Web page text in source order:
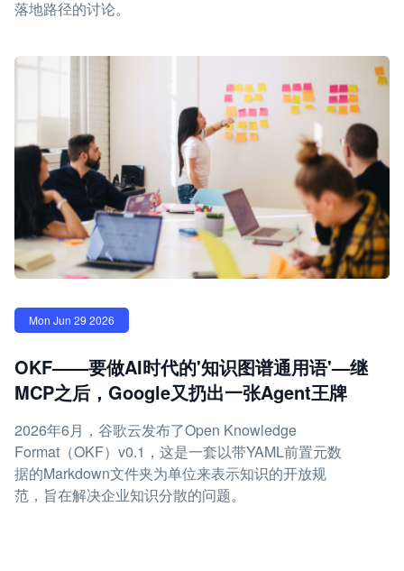
落地路径的讨论。
Mon Jun 29 2026
OKF——要做AI时代的'知识图谱通用语'—继
MCP之后，Google又扔出一张Agent王牌
2026年6月，谷歌云发布了Open Knowledge
Format（OKF）v0.1，这是一套以带YAML前置元数
据的Markdown文件夹为单位来表示知识的开放规
范，旨在解决企业知识分散的问题。